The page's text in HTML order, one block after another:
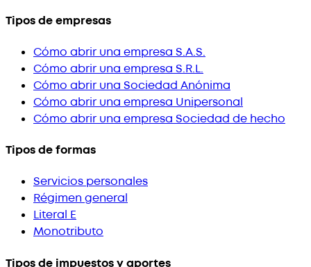
Tipos de empresas
Cómo abrir una empresa S.A.S.
Cómo abrir una empresa S.R.L.
Cómo abrir una Sociedad Anónima
Cómo abrir una empresa Unipersonal
Cómo abrir una empresa Sociedad de hecho
Tipos de formas
Servicios personales
Régimen general
Literal E
Monotributo
Tipos de impuestos y aportes